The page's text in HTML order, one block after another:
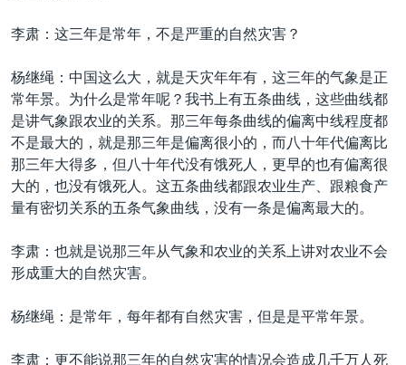
李肃：这三年是常年，不是严重的自然灾害？
杨继绳：中国这么大，就是天灾年年有，这三年的气象是正
常年景。为什么是常年呢？我书上有五条曲线，这些曲线都
是讲气象跟农业的关系。那三年每条曲线的偏离中线程度都
不是最大的，就是那三年是偏离很小的，而八十年代偏离比
那三年大得多，但八十年代没有饿死人，更早的也有偏离很
大的，也没有饿死人。这五条曲线都跟农业生产、跟粮食产
量有密切关系的五条气象曲线，没有一条是偏离最大的。
李肃：也就是说那三年从气象和农业的关系上讲对农业不会
形成重大的自然灾害。
杨继绳：是常年，每年都有自然灾害，但是是平常年景。
李肃：更不能说那三年的自然灾害的情况会造成几千万人死